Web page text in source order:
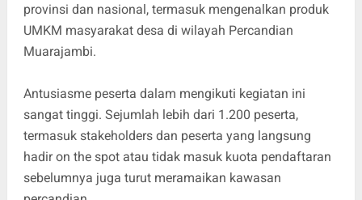
provinsi dan nasional, termasuk mengenalkan produk
UMKM masyarakat desa di wilayah Percandian
Muarajambi.
Antusiasme peserta dalam mengikuti kegiatan ini
sangat tinggi. Sejumlah lebih dari 1.200 peserta,
termasuk stakeholders dan peserta yang langsung
hadir on the spot atau tidak masuk kuota pendaftaran
sebelumnya juga turut meramaikan kawasan